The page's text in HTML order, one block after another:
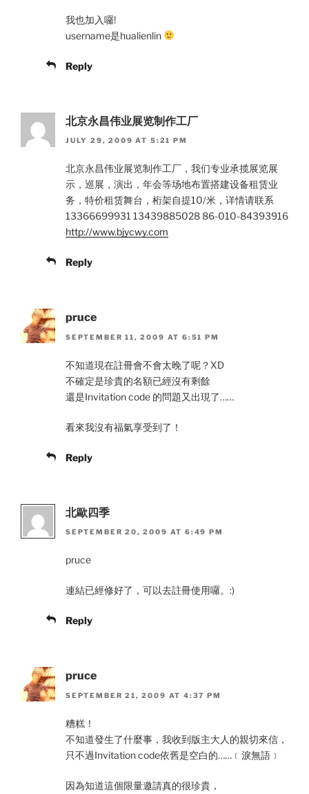
我也加入囉!
username是hualienlin
Reply
北京永昌伟业展览制作工厂
JULY 29, 2009 AT 5:21 PM
北京永昌伟业展览制作工厂，我们专业承揽展览展
示，巡展，演出，年会等场地布置搭建设备租赁业
务，特价租赁舞台，桁架自提10/米，详情请联系
13366699931 13439885028 86-010-84393916
http://www.bjycwy.com
Reply
pruce
SEPTEMBER 11, 2009 AT 6:51 PM
不知道現在註冊會不會太晚了呢？XD
不確定是珍貴的名額已經沒有剩餘
還是Invitation code 的問題又出現了……
看來我沒有福氣享受到了！
Reply
北歐四季
SEPTEMBER 20, 2009 AT 6:49 PM
pruce
連結已經修好了，可以去註冊使用囉。:)
Reply
pruce
SEPTEMBER 21, 2009 AT 4:37 PM
糟糕！
不知道發生了什麼事，我收到版主大人的親切來信，
只不過Invitation code依舊是空白的……﹝淚無語﹞
因為知道這個限量邀請真的很珍貴，